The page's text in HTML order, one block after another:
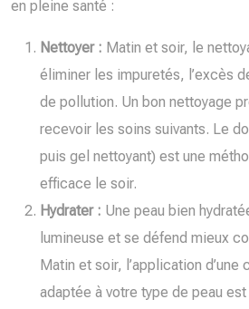
en pleine santé :
Nettoyer : Matin et soir, le
éliminer les impuretés, l’excès
de pollution. Un bon nettoyage
recevoir les soins suivants. Le
puis gel nettoyant) est une
efficace le soir.
Hydrater : Une peau bien
lumineuse et se défend mieux
Matin et soir, l’application d’une
adaptée à votre type de peau